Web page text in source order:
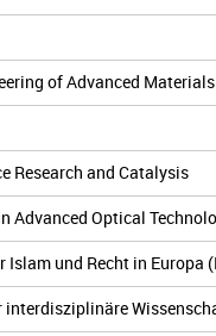
of Advanced Materials
Research and Catalysis
Advanced Optical
und Recht in Europa
interdisziplinäre